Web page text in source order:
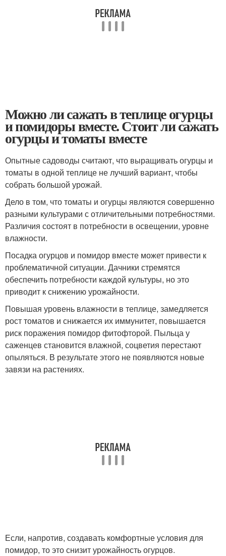
Можно ли сажать в теплице огурцы
и помидоры вместе. Стоит ли сажать
огурцы и томаты вместе
Опытные садоводы считают, что выращивать огурцы и
томаты в одной теплице не лучший вариант, чтобы
собрать большой урожай.
Дело в том, что томаты и огурцы являются совершенно
разными культурами с отличительными потребностями.
Различия состоят в потребности в освещении, уровне
влажности.
Посадка огурцов и помидор вместе может привести к
проблематичной ситуации. Дачники стремятся
обеспечить потребности каждой культуры, но это
приводит к снижению урожайности.
Повышая уровень влажности в теплице, замедляется
рост томатов и снижается их иммунитет, повышается
риск поражения помидор фитофторой. Пыльца у
саженцев становится влажной, соцветия перестают
опыляться. В результате этого не появляются новые
завязи на растениях.
Если, напротив, создавать комфортные условия для
помидор, то это снизит урожайность огурцов.